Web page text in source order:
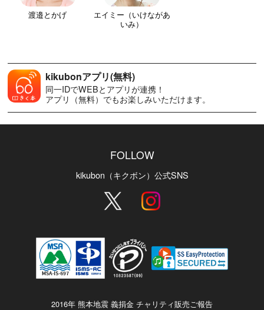
渡邉とかげ
エイミー（いけながあ
いみ）
kikubonアプリ(無料)
同一IDでWEBとアプリが連携！
アプリ（無料）でもお楽しみいただけます。
FOLLOW
kikubon（キクボン）公式SNS
2016年 熊本地震 義捐金 チャリティ販売ご報告